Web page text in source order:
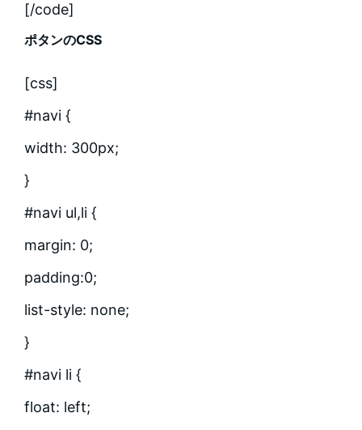
[/code]
ポタンのCSS
[css]
#navi {
width: 300px;
}
#navi ul,li {
margin: 0;
padding:0;
list-style: none;
}
#navi li {
float: left;